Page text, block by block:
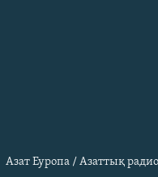
Азат Еуропа / Азаттық